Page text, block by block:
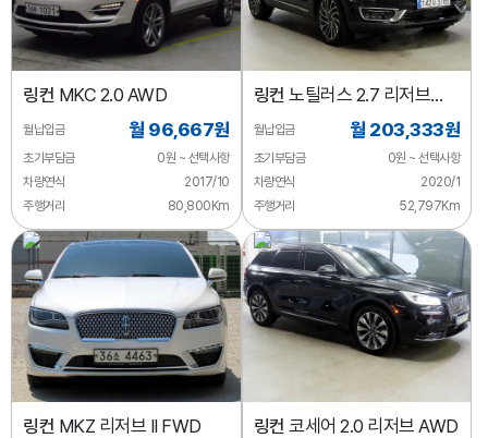
링컨 MKC 2.0 AWD
월납입금 월 96,667원
초기부담금
0원 ~ 선택사항
차량연식
2017/10
주행거리
80,800Km
링컨 노틸러스 2.7 리저브
AWD
월납입금 월 203,333원
초기부담금
0원 ~ 선택사항
차량연식
2020/1
주행거리
52,797Km
링컨 MKZ 리저브 II FWD 링컨 코세어 2.0 리저브 AWD